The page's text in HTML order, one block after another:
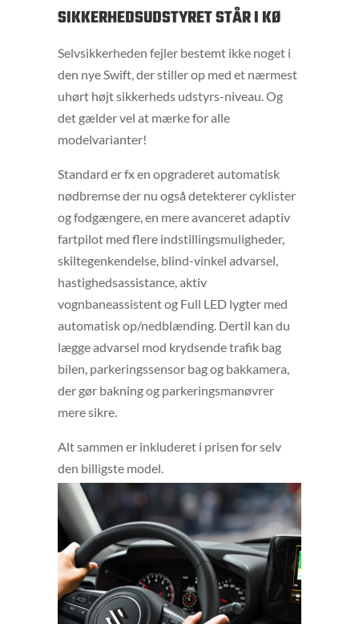
SIKKERHEDSUDSTYRET STÅR I KØ
Selvsikkerheden fejler bestemt ikke noget i
den nye Swift, der stiller op med et nærmest
uhørt højt sikkerheds udstyrs-niveau. Og
det gælder vel at mærke for alle
modelvarianter!
Standard er fx en opgraderet automatisk
nødbremse der nu også detekterer cyklister
og fodgængere, en mere avanceret adaptiv
fartpilot med flere indstillingsmuligheder,
skiltegenkendelse, blind-vinkel advarsel,
hastighedsassistance, aktiv
vognbaneassistent og Full LED lygter med
automatisk op/nedblænding. Dertil kan du
lægge advarsel mod krydsende trafik bag
bilen, parkeringssensor bag og bakkamera,
der gør bakning og parkeringsmanøvrer
mere sikre.
Alt sammen er inkluderet i prisen for selv
den billigste model.